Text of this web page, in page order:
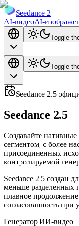
Seedance 2
AI-видеоAI-
Toggle
Toggle
Seedance 2.5
Seedance 2.5
Создавайте
сегментом, с более
присоединенных
контролируемой
Seedance 2.5 создан
меньше разделенных
плавное продолжение
согласованность при
Генератор ИИ-видео